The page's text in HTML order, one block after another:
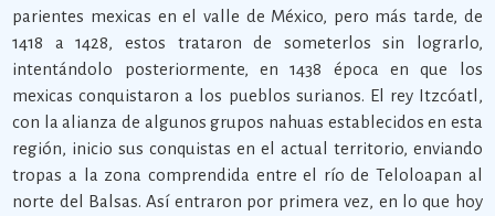
parientes mexicas en el valle de México, pero más tarde, de
1418 a 1428, estos trataron de someterlos sin lograrlo,
intentándolo posteriormente, en 1438 época en que los
mexicas conquistaron a los pueblos surianos. El rey Itzcóatl,
con la alianza de algunos grupos nahuas establecidos en esta
región, inicio sus conquistas en el actual territorio, enviando
tropas a la zona comprendida entre el río de Teloloapan al
norte del Balsas. Así entraron por primera vez, en lo que hoy